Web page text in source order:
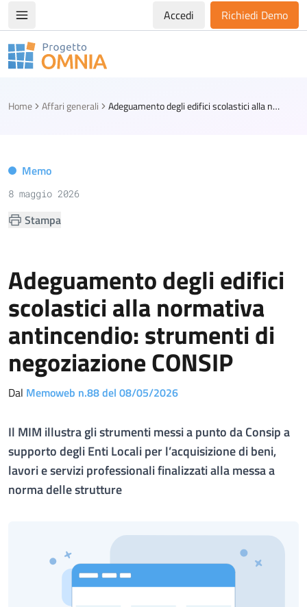
Apri/chiudi menù di navigazioneAccedi Richiedi Demo
Progetto Omnia
Home Affari generali Adeguamento degli edifici scolastici alla normativa antincendio: strumenti di negoziazione CONSIP
Memo
8 maggio 2026
Stampa
Adeguamento degli edifici
scolastici alla normativa
antincendio: strumenti di
negoziazione CONSIP
Dal Memoweb n.88 del 08/05/2026
Il MIM illustra gli strumenti messi a punto da Consip a
supporto degli Enti Locali per l’acquisizione di beni,
lavori e servizi professionali finalizzati alla messa a
norma delle strutture